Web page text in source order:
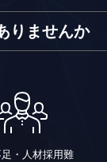
りませんか
足・人材採用難